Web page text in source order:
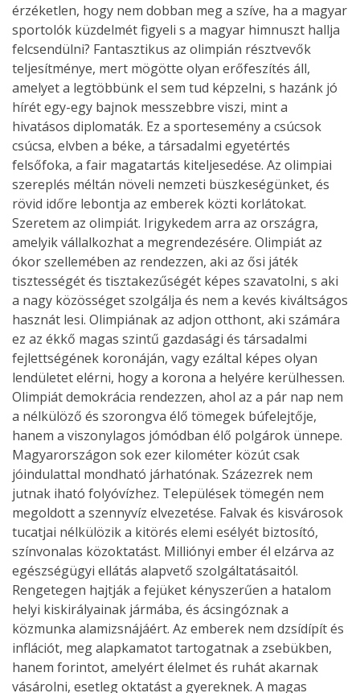
érzéketlen, hogy nem dobban meg a szíve, ha a magyar
sportolók küzdelmét figyeli s a magyar himnuszt hallja
felcsendülni? Fantasztikus az olimpián résztvevők
teljesítménye, mert mögötte olyan erőfeszítés áll,
amelyet a legtöbbünk el sem tud képzelni, s hazánk jó
hírét egy-egy bajnok messzebbre viszi, mint a
hivatásos diplomaták. Ez a sportesemény a csúcsok
csúcsa, elvben a béke, a társadalmi egyetértés
felsőfoka, a fair magatartás kiteljesedése. Az olimpiai
szereplés méltán növeli nemzeti büszkeségünket, és
rövid időre lebontja az emberek közti korlátokat.
Szeretem az olimpiát. Irigykedem arra az országra,
amelyik vállalkozhat a megrendezésére. Olimpiát az
ókor szellemében az rendezzen, aki az ősi játék
tisztességét és tisztakezűségét képes szavatolni, s aki
a nagy közösséget szolgálja és nem a kevés kiváltságos
hasznát lesi. Olimpiának az adjon otthont, aki számára
ez az ékkő magas szintű gazdasági és társadalmi
fejlettségének koronáján, vagy ezáltal képes olyan
lendületet elérni, hogy a korona a helyére kerülhessen.
Olimpiát demokrácia rendezzen, ahol az a pár nap nem
a nélkülöző és szorongva élő tömegek búfelejtője,
hanem a viszonylagos jómódban élő polgárok ünnepe.
Magyarországon sok ezer kilométer közút csak
jóindulattal mondható járhatónak. Százezrek nem
jutnak iható folyóvízhez. Települések tömegén nem
megoldott a szennyvíz elvezetése. Falvak és kisvárosok
tucatjai nélkülözik a kitörés elemi esélyét biztosító,
színvonalas közoktatást. Milliónyi ember él elzárva az
egészségügyi ellátás alapvető szolgáltatásaitól.
Rengetegen hajtják a fejüket kényszerűen a hatalom
helyi kiskirályainak jármába, és ácsingóznak a
közmunka alamizsnájáért. Az emberek nem dzsídípít és
inflációt, meg alapkamatot tartogatnak a zsebükben,
hanem forintot, amelyért élelmet és ruhát akarnak
vásárolni, esetleg oktatást a gyereknek. A magas